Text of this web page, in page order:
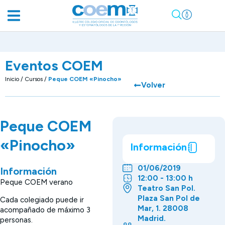
Eventos COEM
Inicio / Cursos / Peque COEM «Pinocho»
Volver
Peque COEM
«Pinocho»
Información
Peque COEM verano
Cada colegiado puede ir
acompañado de máximo 3
personas.
Información
01/06/2019
12:00 - 13:00 h
Teatro San Pol.
Plaza San Pol de
Mar, 1. 28008
Madrid.